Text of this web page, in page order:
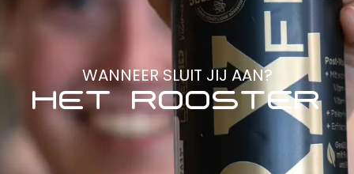
WANNEER SLUIT JIJ AAN?
HET ROOSTER